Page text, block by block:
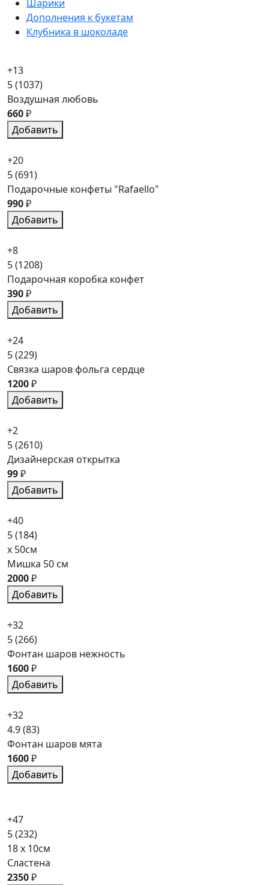
Шарики
Дополнения к букетам
Клубника в шоколаде
+13
5(1037)
Воздушная любовь
660₽
Добавить
+20
5(691)
Подарочные конфеты "Rafaello"
990₽
Добавить
+8
5(1208)
Подарочная коробка конфет
390₽
Добавить
+24
5(229)
Связка шаров фольга сердце
1200₽
Добавить
+2
5(2610)
Дизайнерская открытка
99₽
Добавить
+40
5(184)
x 50см
Мишка 50 см
2000₽
Добавить
+32
5(266)
Фонтан шаров нежность
1600₽
Добавить
+32
4.9(83)
Фонтан шаров мята
1600₽
Добавить
+47
5(232)
18 x 10см
Сластена
2350₽